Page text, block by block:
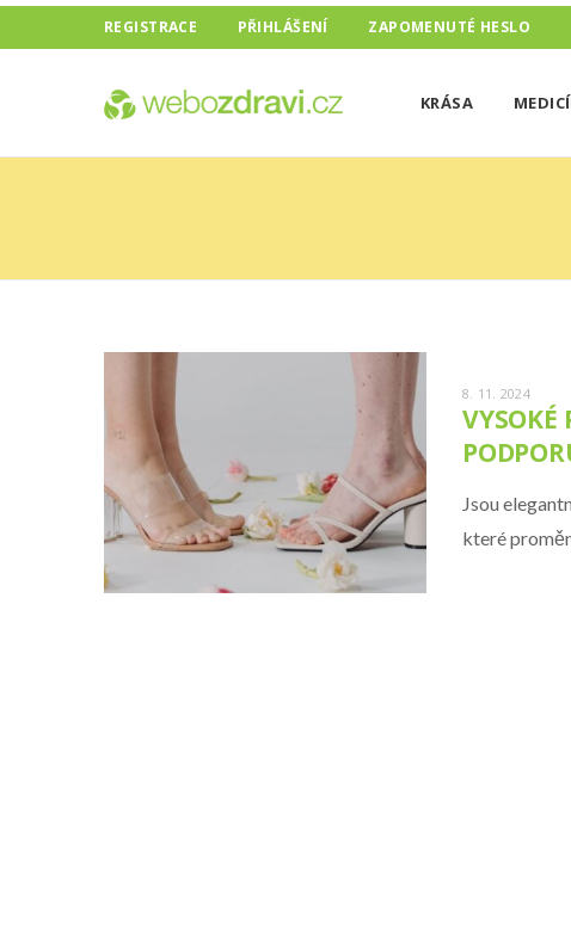
REGISTRACE PŘIHLÁŠENÍ ZAPOMENUTÉ HESLO
KRÁSA
8. 11. 2024
VYSOKÉ
Jsou
které